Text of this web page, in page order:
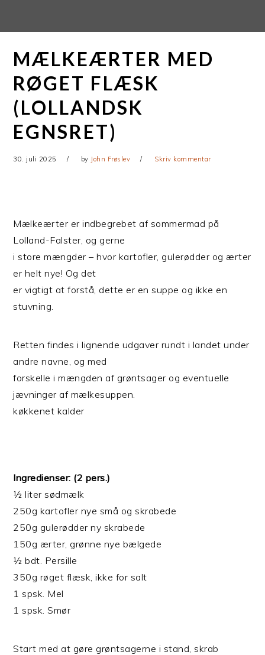
primær
navigation
MÆLKEÆRTER MED
RØGET FLÆSK
(LOLLANDSK
EGNSRET)
30. juli 2025 by John Frøslev Skriv kommentar
Mælkeærter er indbegrebet af sommermad på
Lolland-Falster, og gerne
i store mængder – hvor kartofler, gulerødder og ærter
er helt nye! Og det
er vigtigt at forstå, dette er en suppe og ikke en
stuvning.
Retten findes i lignende udgaver rundt i landet under
andre navne, og med
forskelle i mængden af grøntsager og eventuelle
jævninger af mælkesuppen.
køkkenet kalder
Ingredienser: (2 pers.)
½ liter sødmælk
250g kartofler nye små og skrabede
250g gulerødder ny skrabede
150g ærter, grønne nye bælgede
½ bdt. Persille
350g røget flæsk, ikke for salt
1 spsk. Mel
1 spsk. Smør
Start med at gøre grøntsagerne i stand, skrab